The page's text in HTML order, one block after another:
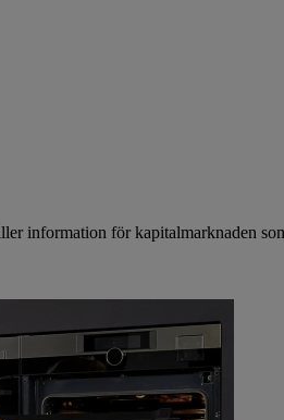
information för kapitalmarknaden